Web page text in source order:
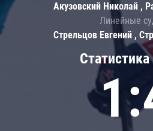
Акузовский Николай ,
Линейные
Стрельцов Евгений ,